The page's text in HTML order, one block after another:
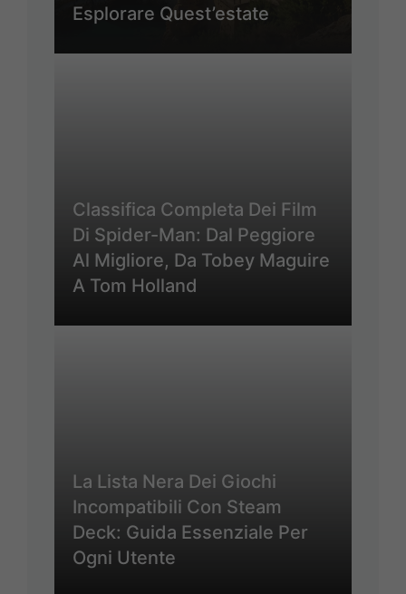
Esplorare Quest’estate
Classifica Completa Dei Film
Di Spider-Man: Dal Peggiore
Al Migliore, Da Tobey Maguire
A Tom Holland
La Lista Nera Dei Giochi
Incompatibili Con Steam
Deck: Guida Essenziale Per
Ogni Utente